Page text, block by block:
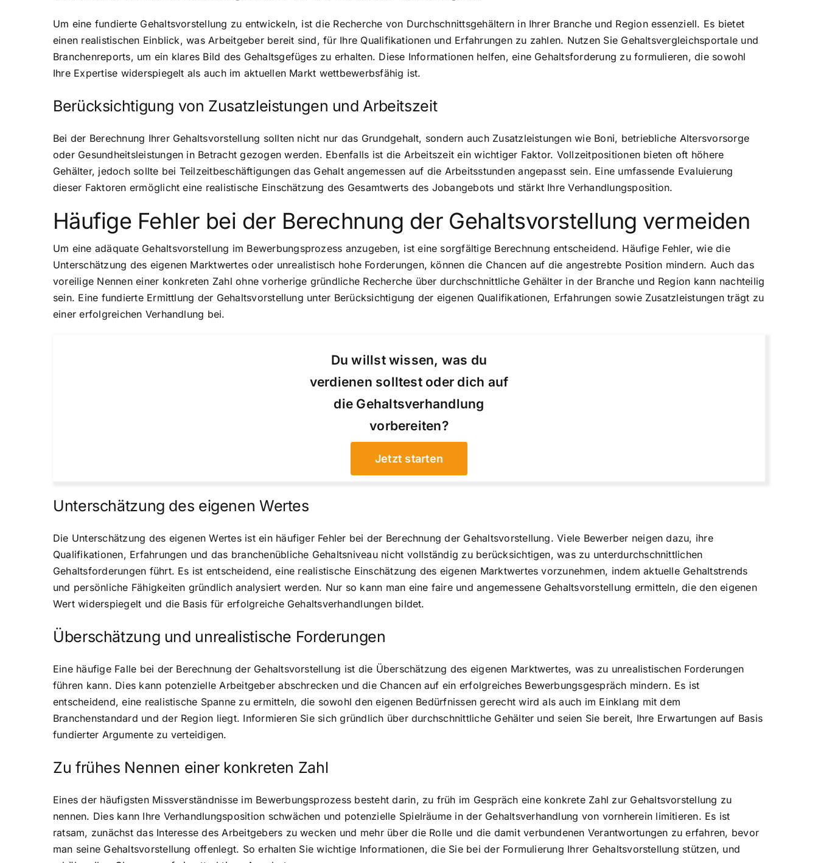
Um eine fundierte Gehaltsvorstellung zu entwickeln, ist die Recherche von Durchschnittsgehältern in Ihrer Branche und Region essenziell. Es bietet
einen realistischen Einblick, was Arbeitgeber bereit sind, für Ihre Qualifikationen und Erfahrungen zu zahlen. Nutzen Sie Gehaltsvergleichsportale und
Branchenreports, um ein klares Bild des Gehaltsgefüges zu erhalten. Diese Informationen helfen, eine Gehaltsforderung zu formulieren, die sowohl
Ihre Expertise widerspiegelt als auch im aktuellen Markt wettbewerbsfähig ist.
Berücksichtigung von Zusatzleistungen und Arbeitszeit
Bei der Berechnung Ihrer Gehaltsvorstellung sollten nicht nur das Grundgehalt, sondern auch Zusatzleistungen wie Boni, betriebliche Altersvorsorge
oder Gesundheitsleistungen in Betracht gezogen werden. Ebenfalls ist die Arbeitszeit ein wichtiger Faktor. Vollzeitpositionen bieten oft höhere
Gehälter, jedoch sollte bei Teilzeitbeschäftigungen das Gehalt angemessen auf die Arbeitsstunden angepasst sein. Eine umfassende Evaluierung
dieser Faktoren ermöglicht eine realistische Einschätzung des Gesamtwerts des Jobangebots und stärkt Ihre Verhandlungsposition.
Häufige Fehler bei der Berechnung der Gehaltsvorstellung vermeiden
Um eine adäquate Gehaltsvorstellung im Bewerbungsprozess anzugeben, ist eine sorgfältige Berechnung entscheidend. Häufige Fehler, wie die
Unterschätzung des eigenen Marktwertes oder unrealistisch hohe Forderungen, können die Chancen auf die angestrebte Position mindern. Auch das
voreilige Nennen einer konkreten Zahl ohne vorherige gründliche Recherche über durchschnittliche Gehälter in der Branche und Region kann nachteilig
sein. Eine fundierte Ermittlung der Gehaltsvorstellung unter Berücksichtigung der eigenen Qualifikationen, Erfahrungen sowie Zusatzleistungen trägt zu
einer erfolgreichen Verhandlung bei.
Du willst wissen, was du
verdienen solltest oder dich auf
die Gehaltsverhandlung
vorbereiten?
Jetzt starten
Unterschätzung des eigenen Wertes
Die Unterschätzung des eigenen Wertes ist ein häufiger Fehler bei der Berechnung der Gehaltsvorstellung. Viele Bewerber neigen dazu, ihre
Qualifikationen, Erfahrungen und das branchenübliche Gehaltsniveau nicht vollständig zu berücksichtigen, was zu unterdurchschnittlichen
Gehaltsforderungen führt. Es ist entscheidend, eine realistische Einschätzung des eigenen Marktwertes vorzunehmen, indem aktuelle Gehaltstrends
und persönliche Fähigkeiten gründlich analysiert werden. Nur so kann man eine faire und angemessene Gehaltsvorstellung ermitteln, die den eigenen
Wert widerspiegelt und die Basis für erfolgreiche Gehaltsverhandlungen bildet.
Überschätzung und unrealistische Forderungen
Eine häufige Falle bei der Berechnung der Gehaltsvorstellung ist die Überschätzung des eigenen Marktwertes, was zu unrealistischen Forderungen
führen kann. Dies kann potenzielle Arbeitgeber abschrecken und die Chancen auf ein erfolgreiches Bewerbungsgespräch mindern. Es ist
entscheidend, eine realistische Spanne zu ermitteln, die sowohl den eigenen Bedürfnissen gerecht wird als auch im Einklang mit dem
Branchenstandard und der Region liegt. Informieren Sie sich gründlich über durchschnittliche Gehälter und seien Sie bereit, Ihre Erwartungen auf Basis
fundierter Argumente zu verteidigen.
Zu frühes Nennen einer konkreten Zahl
Eines der häufigsten Missverständnisse im Bewerbungsprozess besteht darin, zu früh im Gespräch eine konkrete Zahl zur Gehaltsvorstellung zu
nennen. Dies kann Ihre Verhandlungsposition schwächen und potenzielle Spielräume in der Gehaltsverhandlung von vornherein limitieren. Es ist
ratsam, zunächst das Interesse des Arbeitgebers zu wecken und mehr über die Rolle und die damit verbundenen Verantwortungen zu erfahren, bevor
man seine Gehaltsvorstellung offenlegt. So erhalten Sie wichtige Informationen, die Sie bei der Formulierung Ihrer Gehaltsvorstellung stützen, und